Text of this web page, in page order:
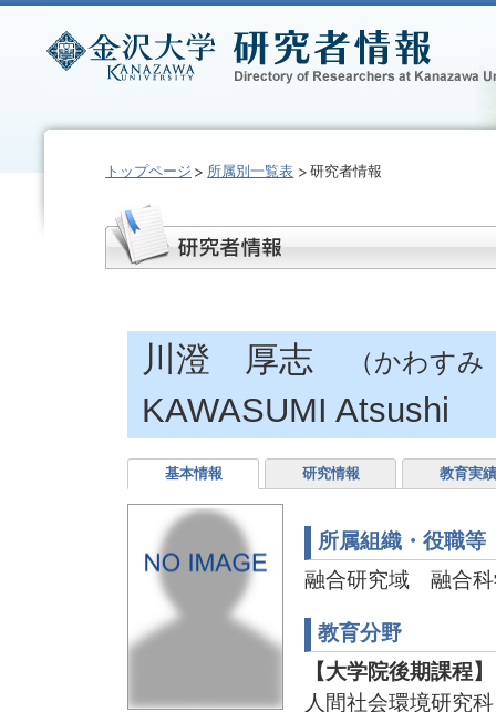
トップページ 所属別一覧表 研究者情報
川澄 厚志 （かわす
KAWASUMI Atsushi
基本情報 研究情報 教育実績
所属組織・役職等
融合研究域 融合科
教育分野
【大学院後期課程】
人間社会環境研究